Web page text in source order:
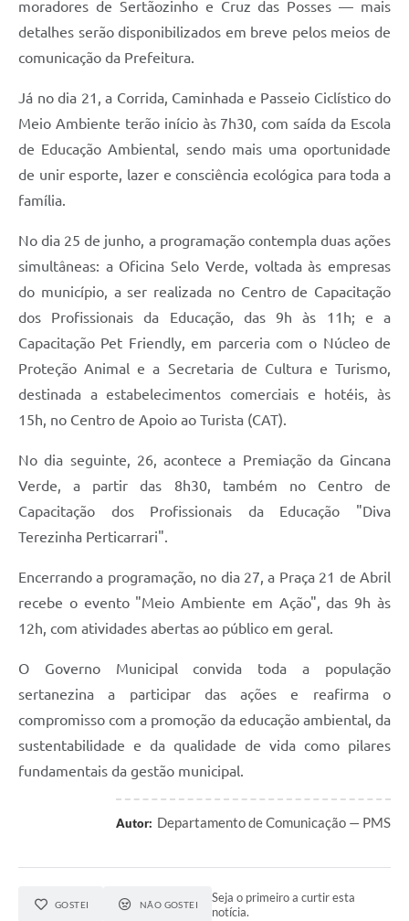
moradores de Sertãozinho e Cruz das Posses — mais
detalhes serão disponibilizados em breve pelos meios de
comunicação da Prefeitura.
Já no dia 21, a Corrida, Caminhada e Passeio Ciclístico do
Meio Ambiente terão início às 7h30, com saída da Escola
de Educação Ambiental, sendo mais uma oportunidade
de unir esporte, lazer e consciência ecológica para toda a
família.
No dia 25 de junho, a programação contempla duas ações
simultâneas: a Oficina Selo Verde, voltada às empresas
do município, a ser realizada no Centro de Capacitação
dos Profissionais da Educação, das 9h às 11h; e a
Capacitação Pet Friendly, em parceria com o Núcleo de
Proteção Animal e a Secretaria de Cultura e Turismo,
destinada a estabelecimentos comerciais e hotéis, às
15h, no Centro de Apoio ao Turista (CAT).
No dia seguinte, 26, acontece a Premiação da Gincana
Verde, a partir das 8h30, também no Centro de
Capacitação dos Profissionais da Educação "Diva
Terezinha Perticarrari".
Encerrando a programação, no dia 27, a Praça 21 de Abril
recebe o evento "Meio Ambiente em Ação", das 9h às
12h, com atividades abertas ao público em geral.
O Governo Municipal convida toda a população
sertanezina a participar das ações e reafirma o
compromisso com a promoção da educação ambiental, da
sustentabilidade e da qualidade de vida como pilares
fundamentais da gestão municipal.
Autor: Departamento de Comunicação — PMS
GOSTEI NÃO GOSTEI
Seja o primeiro a curtir esta
notícia.